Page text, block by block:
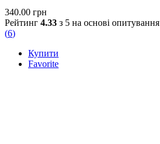
340.00 грн
Рейтинг 4.33 з 5 на основі опитування
(6)
Купити
Favorite